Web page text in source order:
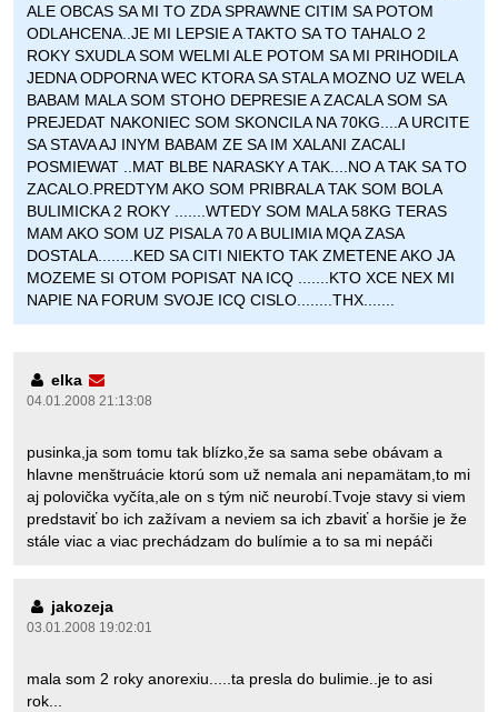
ALE OBCAS SA MI TO ZDA SPRAWNE CITIM SA POTOM
ODLAHCENA..JE MI LEPSIE A TAKTO SA TO TAHALO 2
ROKY SXUDLA SOM WELMI ALE POTOM SA MI PRIHODILA
JEDNA ODPORNA WEC KTORA SA STALA MOZNO UZ WELA
BABAM MALA SOM STOHO DEPRESIE A ZACALA SOM SA
PREJEDAT NAKONIEC SOM SKONCILA NA 70KG....A URCITE
SA STAVA AJ INYM BABAM ZE SA IM XALANI ZACALI
POSMIEWAT ..MAT BLBE NARASKY A TAK....NO A TAK SA TO
ZACALO.PREDTYM AKO SOM PRIBRALA TAK SOM BOLA
BULIMICKA 2 ROKY .......WTEDY SOM MALA 58KG TERAS
MAM AKO SOM UZ PISALA 70 A BULIMIA MQA ZASA
DOSTALA........KED SA CITI NIEKTO TAK ZMETENE AKO JA
MOZEME SI OTOM POPISAT NA ICQ .......KTO XCE NEX MI
NAPIE NA FORUM SVOJE ICQ CISLO........THX.......
elka
04.01.2008 21:13:08
pusinka,ja som tomu tak blízko,že sa sama sebe obávam a
hlavne menštruácie ktorú som už nemala ani nepamätam,to mi
aj polovička vyčíta,ale on s tým nič neurobí.Tvoje stavy si viem
predstaviť bo ich zažívam a neviem sa ich zbaviť a horšie je že
stále viac a viac prechádzam do bulímie a to sa mi nepáči
jakozeja
03.01.2008 19:02:01
mala som 2 roky anorexiu.....ta presla do bulimie..je to asi
rok...